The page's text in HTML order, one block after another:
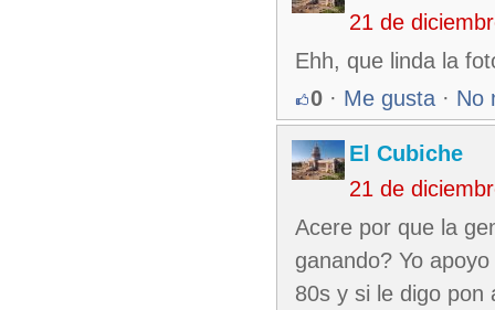
21 de
Ehh, que linda la
0 · Me gusta · No
El Cubiche
21 de
Acere por que la
ganando? Yo
80s y si le digo pon